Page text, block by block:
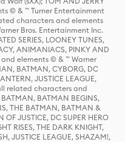
© & ™ Turner Entertainment
characters and elements
Bros. Entertainment Inc.
SERIES, LOONEY TUNES,
ANIMANIACS, PINKY AND
elements © & ™ Warner
BATMAN, CYBORG, DC
JUSTICE LEAGUE,
related characters and
BATMAN BEGINS,
THE BATMAN, BATMAN &
JUSTICE, DC SUPER HERO
RISES, THE DARK KNIGHT,
JUSTICE LEAGUE, SHAZAM!,